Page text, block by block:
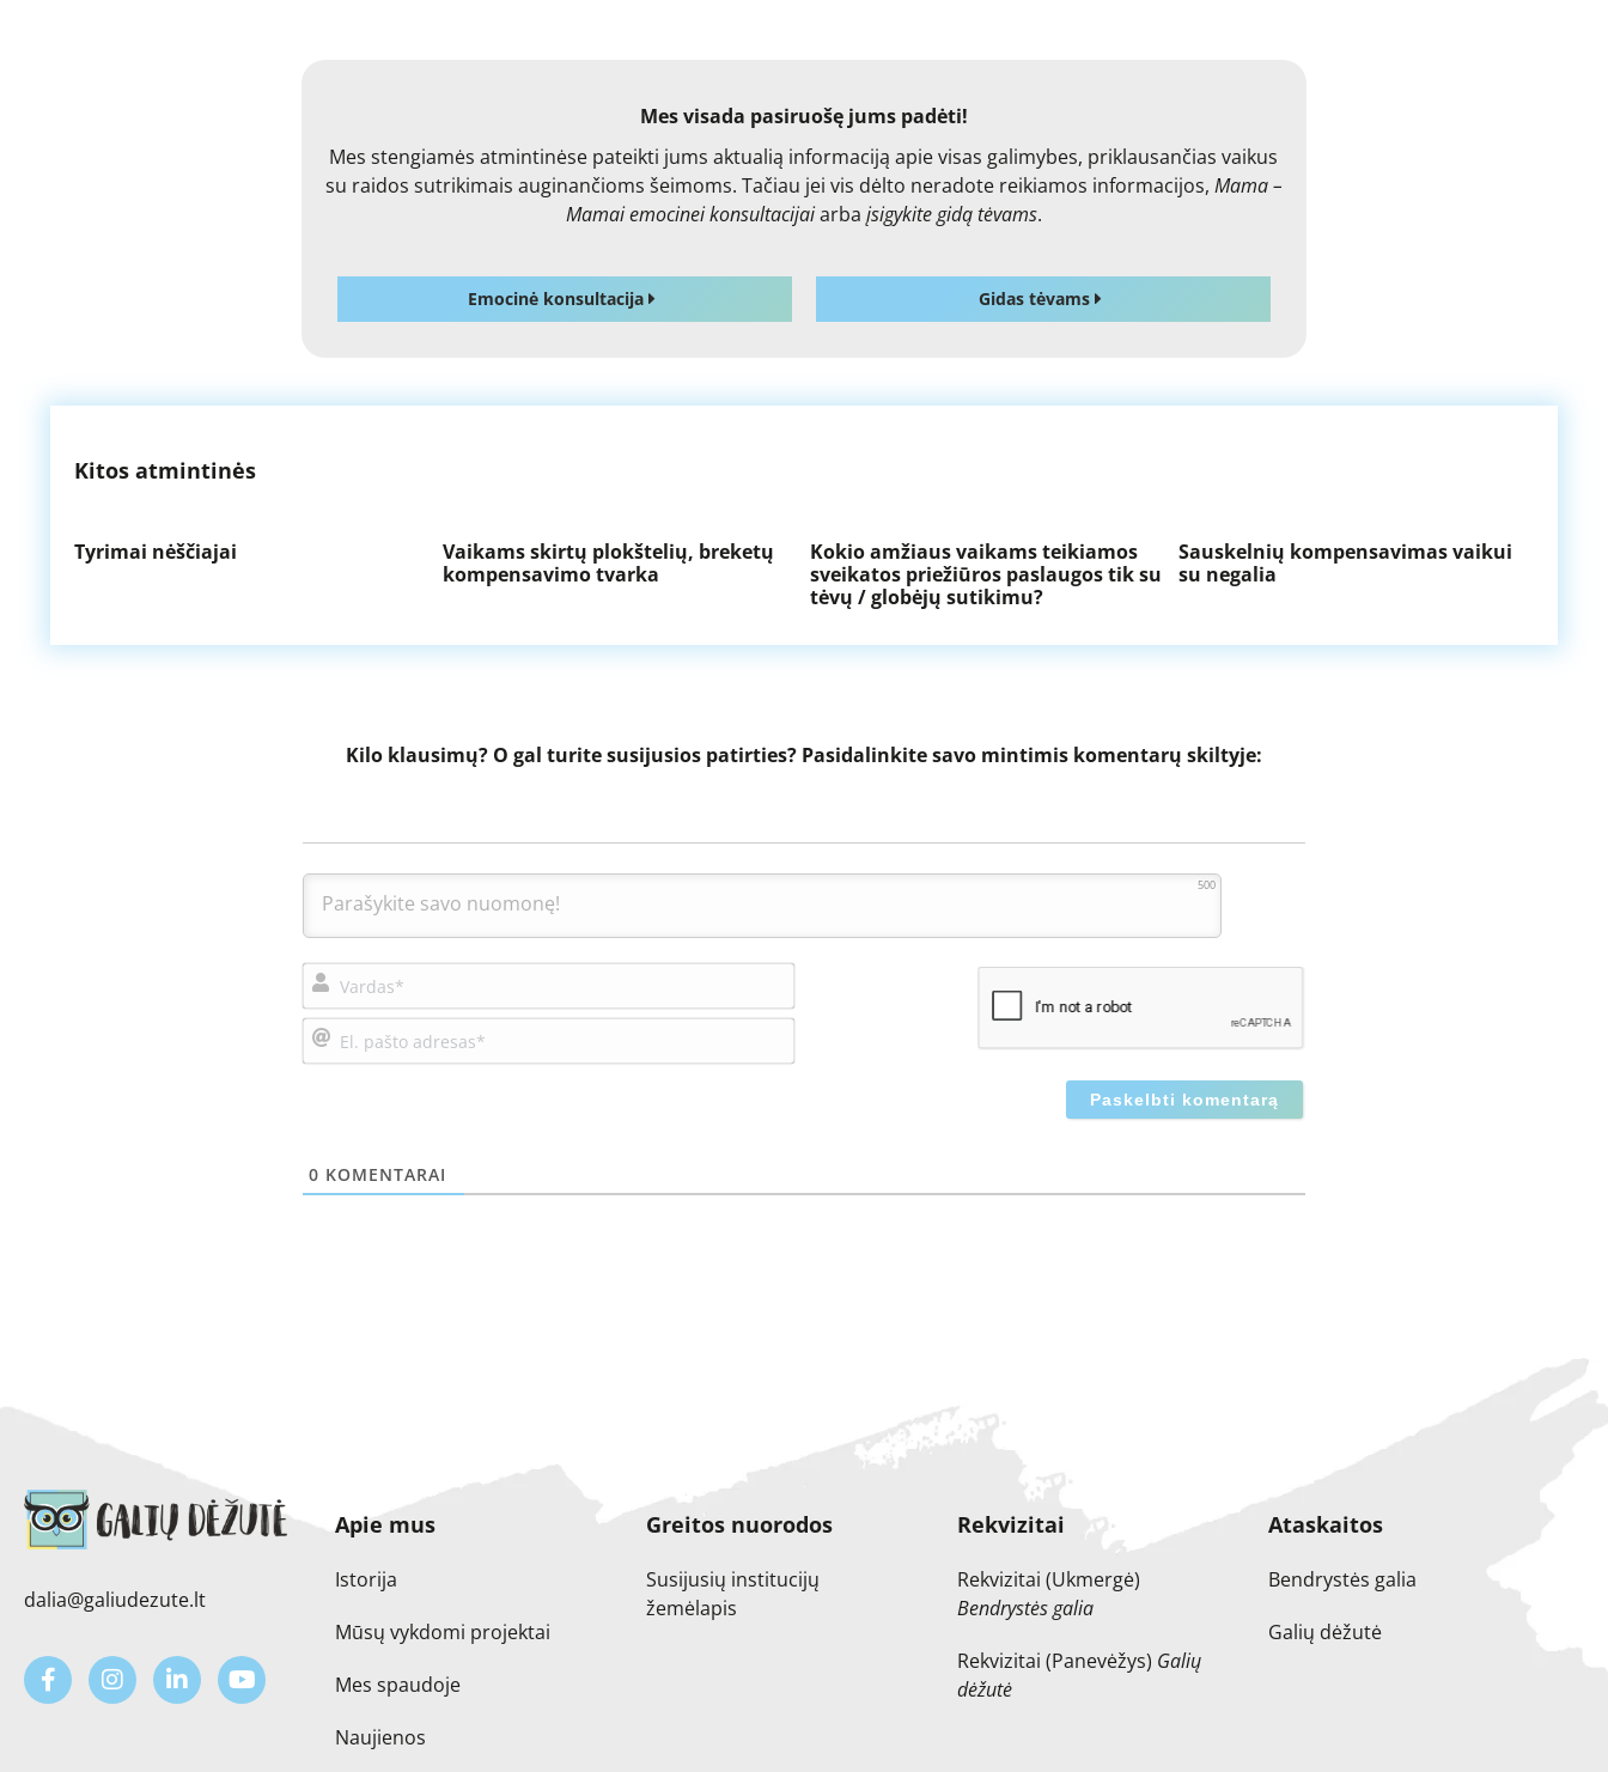
Mes visada pasiruošę jums padėti!
Mes stengiamės atmintinėse pateikti jums aktualią informaciją apie visas galimybes, priklausančias vaikus
su raidos sutrikimais auginančioms šeimoms. Tačiau jei vis dėlto neradote reikiamos informacijos, Mama –
Mamai emocinei konsultacijaiarba įsigykite gidą tėvams.
Emocinė konsultacija Gidas tėvams
Kitos atmintinės
Tyrimai nėščiajai
Vaikams skirtų plokštelių, breketų
kompensavimo tvarka
Kokio amžiaus vaikams teikiamos
sveikatos priežiūros paslaugos tik su
tėvų / globėjų sutikimu?
Sauskelnių kompensavimas vaikui
su negalia
Kilo klausimų? O gal turite susijusios patirties? Pasidalinkite savo mintimis komentarų skiltyje:
500
pašto
0 KOMENTARAI
dalia@galiudezute.lt
Apie mus
Istorija
Mūsų vykdomi projektai
Mes spaudoje
Naujienos
Greitos nuorodos
Susijusių institucijų
žemėlapis
Rekvizitai
Rekvizitai (Ukmergė)
Bendrystės galia
Rekvizitai (Panevėžys) Galių
dėžutė
Ataskaitos
Bendrystės galia
Galių dėžutė